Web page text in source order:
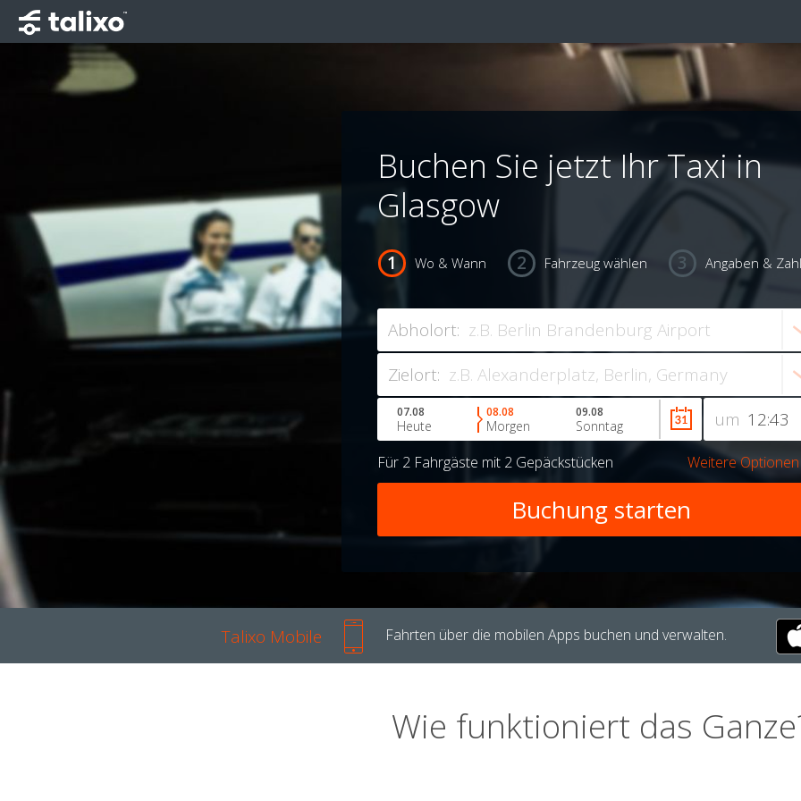
Buchen Sie jetzt Ihr Taxi in
Glasgow
Wo & Wann Fahrzeug wählen Angaben &
Abholort:
Zielort:
um
07.08
Heute
08.08
Morgen
09.08
Sonntag
Für 2 Fahrgäste mit 2 Gepäckstücken Weitere Optionen
Talixo Mobile Fahrten über die mobilen Apps buchen und verwalten.
Wie funktioniert das